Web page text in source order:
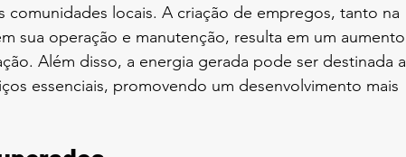
comunidades locais. A criação de empregos, tanto na
sua operação e manutenção, resulta em um aumento
Além disso, a energia gerada pode ser destinada a
essenciais, promovendo um desenvolvimento mais